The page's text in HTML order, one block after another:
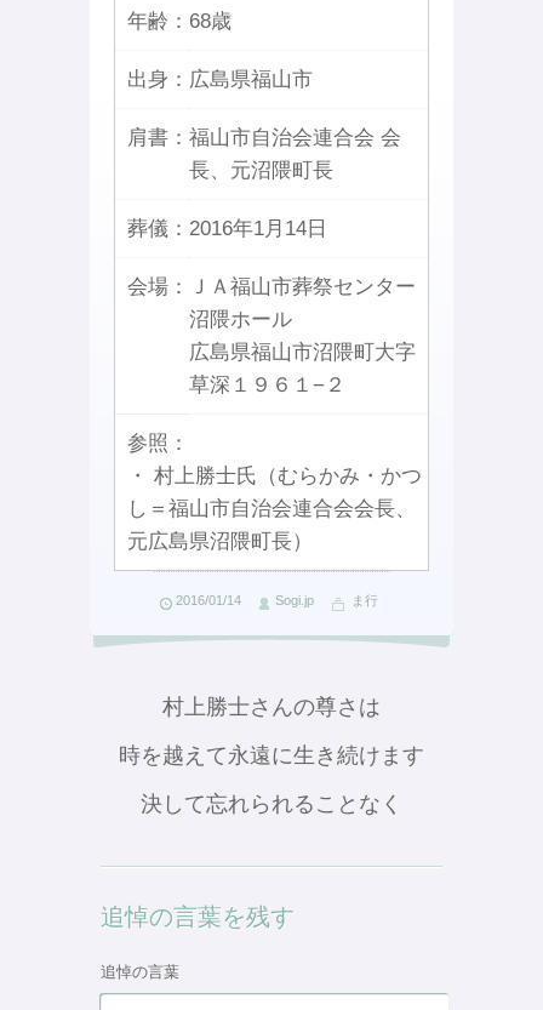
年齢： 68歳
出身： 広島県福山市
肩書： 福山市自治会連合会 会
長、元沼隈町長
葬儀： 2016年1月14日
会場：
ＪＡ福山市葬祭センター
沼隈ホール
広島県福山市沼隈町大字
草深１９６１−２
参照：
・ 村上勝士氏（むらかみ・かつ
し＝福山市自治会連合会会長、
元広島県沼隈町長）
2016/01/14 Sogi.jp ま行
村上勝士さんの尊さは
時を越えて永遠に生き続けます
決して忘れられることなく
追悼の言葉を残す
追悼の言葉